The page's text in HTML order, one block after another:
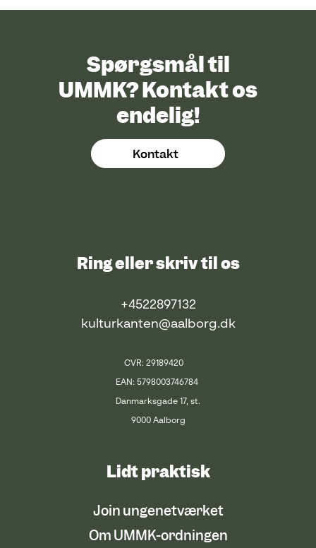
Spørgsmål til
UMMK? Kontakt os
endelig!
Kontakt
Ring eller skriv til os
+4522897132
kulturkanten@aalborg.dk
CVR: 29189420
EAN: 5798003746784
Danmarksgade 17, st.
9000 Aalborg
Lidt praktisk
Join ungenetværket
Om UMMK-ordningen